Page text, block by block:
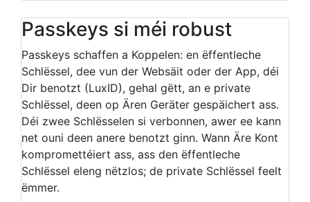
Passkeys si méi robust
Passkeys schaffen a Koppelen: en ëffentleche
Schlëssel, dee vun der Websäit oder der App, déi
Dir benotzt (LuxID), gehal gëtt, an e private
Schlëssel, deen op Ären Geräter gespäichert ass.
Déi zwee Schlësselen si verbonnen, awer ee kann
net ouni deen anere benotzt ginn. Wann Äre Kont
kompromettéiert ass, ass den ëffentleche
Schlëssel eleng nëtzlos; de private Schlëssel feelt
ëmmer.